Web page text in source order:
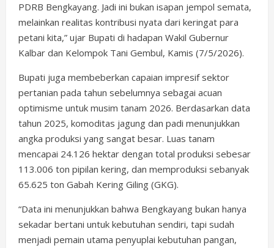
PDRB Bengkayang. Jadi ini bukan isapan jempol semata,
melainkan realitas kontribusi nyata dari keringat para
petani kita,” ujar Bupati di hadapan Wakil Gubernur
Kalbar dan Kelompok Tani Gembul, Kamis (7/5/2026).
Bupati juga membeberkan capaian impresif sektor
pertanian pada tahun sebelumnya sebagai acuan
optimisme untuk musim tanam 2026. Berdasarkan data
tahun 2025, komoditas jagung dan padi menunjukkan
angka produksi yang sangat besar. Luas tanam
mencapai 24.126 hektar dengan total produksi sebesar
113.006 ton pipilan kering, dan memproduksi sebanyak
65.625 ton Gabah Kering Giling (GKG).
“Data ini menunjukkan bahwa Bengkayang bukan hanya
sekadar bertani untuk kebutuhan sendiri, tapi sudah
menjadi pemain utama penyuplai kebutuhan pangan,